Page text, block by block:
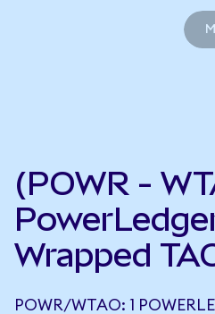
(POWR -
Wrapped
POWR/WTAO: 1